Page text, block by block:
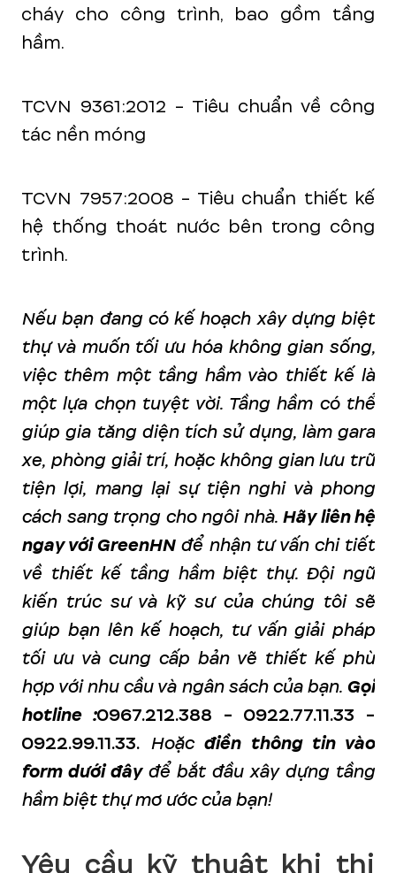
cháy cho công trình, bao gồm tầng
hầm.
TCVN 9361:2012 - Tiêu chuẩn về công
tác nền móng
TCVN 7957:2008 - Tiêu chuẩn thiết kế
hệ thống thoát nước bên trong công
trình.
Nếu bạn đang có kế hoạch xây dựng biệt
thự và muốn tối ưu hóa không gian sống,
việc thêm một tầng hầm vào thiết kế là
một lựa chọn tuyệt vời. Tầng hầm có thể
giúp gia tăng diện tích sử dụng, làm gara
xe, phòng giải trí, hoặc không gian lưu trữ
tiện lợi, mang lại sự tiện nghi và phong
cách sang trọng cho ngôi nhà. Hãy liên hệ
ngay với GreenHNđể nhận tư vấn chi tiết
về thiết kế tầng hầm biệt thự. Đội ngũ
kiến trúc sư và kỹ sư của chúng tôi sẽ
giúp bạn lên kế hoạch, tư vấn giải pháp
tối ưu và cung cấp bản vẽ thiết kế phù
hợp với nhu cầu và ngân sách của bạn. Gọi
hotline :0967.212.388 - 0922.77.11.33 -
0922.99.11.33. Hoặc điền thông tin vào
form dưới đâyđể bắt đầu xây dựng tầng
hầm biệt thự mơ ước của bạn!
Yêu cầu kỹ thuật khi thi